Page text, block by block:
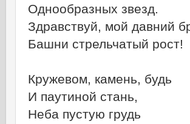
Однообразных звезд.
Здравствуй, мой давний
Башни стрельчатый рост!
Кружевом, камень, будь
И паутиной стань,
Неба пустую грудь